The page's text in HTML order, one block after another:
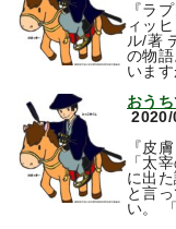
『ラ
ィッ
ル/著
の物
いま
おう
『皮
「太
に出
と言
い。